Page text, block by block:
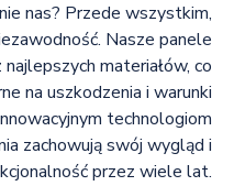
nas? Przede wszystkim,
Nasze panele
materiałów, co
na uszkodzenia i warunki
technologiom
zachowują swój wygląd i
przez wiele lat.